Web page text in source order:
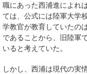
職にあった西浦進によれ
ては、公式には陸軍大学
学教官が教育していたの
であることから、旧陸軍
いると考えていた。
しかし、西浦は現代の実